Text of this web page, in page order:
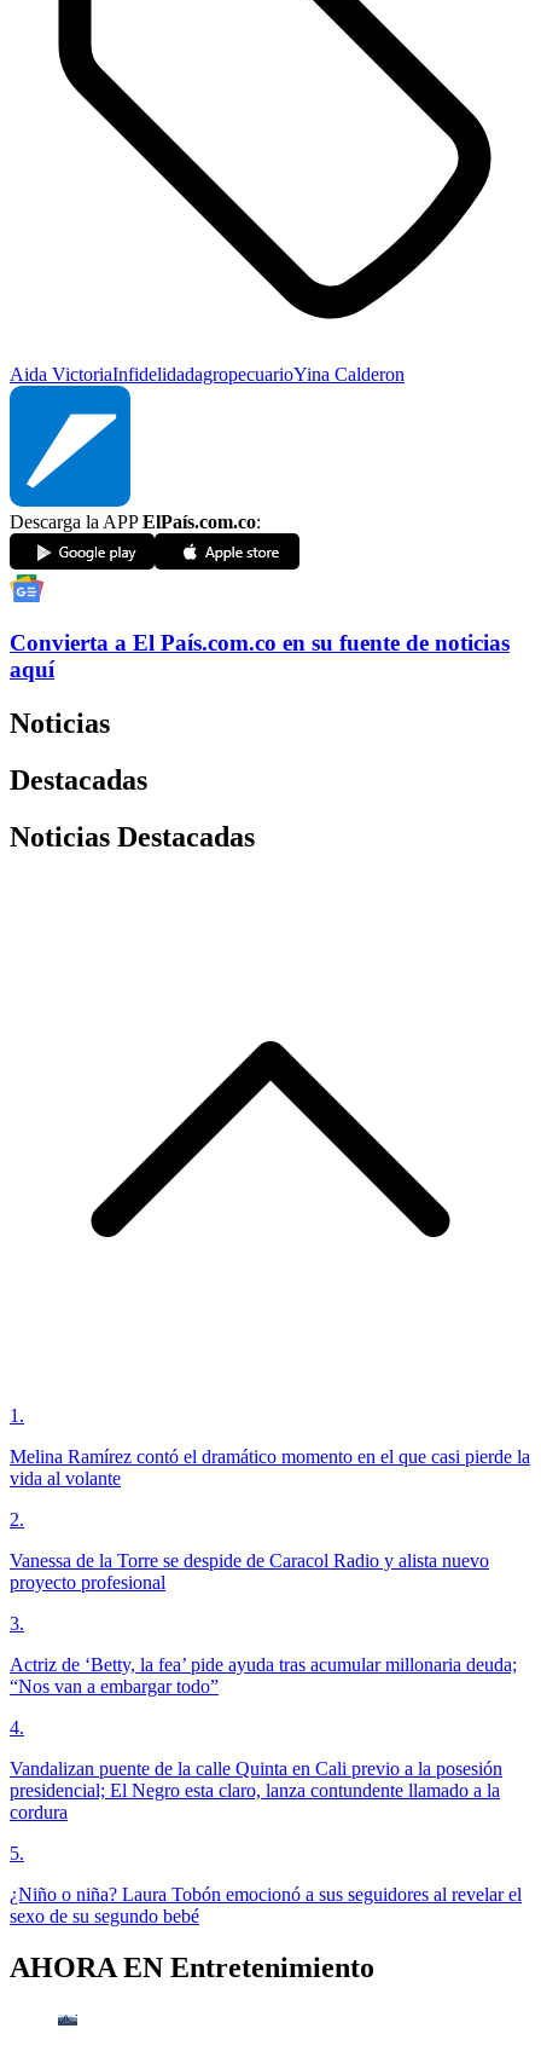
Aida VictoriaInfidelidadagropecuarioYina Calderon
Descarga la APPElPaís.com.co:
Convierta a El País.com.co en su fuente de noticias
aquí
Noticias
Destacadas
Noticias Destacadas
1 .
Melina Ramírez contó el dramático momento en el que casi pierde la
vida al volante
2.
Vanessa de la Torre se despide de Caracol Radio y alista nuevo
proyecto profesional
3.
Actriz de ‘Betty, la fea’ pide ayuda tras acumular millonaria deuda;
“Nos van a embargar todo”
4.
Vandalizan puente de la calle Quinta en Cali previo a la posesión
presidencial; El Negro esta claro, lanza contundente llamado a la
cordura
5.
¿Niño o niña? Laura Tobón emocionó a sus seguidores al revelar el
sexo de su segundo bebé
AHORA EN Entretenimiento